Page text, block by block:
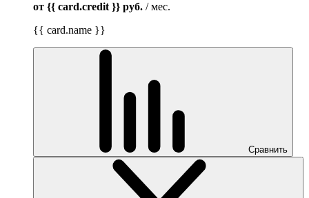
от {{ card.credit }} руб. / мес.
{{ card.name }}
Сравнить